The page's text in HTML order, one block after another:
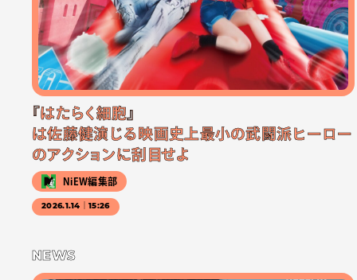
『はたらく細胞』
は佐藤健演じる映画史上最小の武闘派ヒーロー
のアクションに刮目せよ
NiEW編集部
2026.1.14｜15:26
NEWS